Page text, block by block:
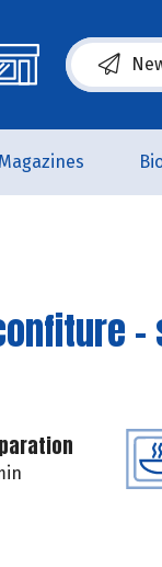
(s’ouvre
Magazines